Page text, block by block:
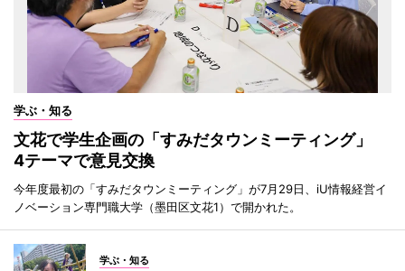
学ぶ・知る
文花で学生企画の「すみだタウンミーティング」
4テーマで意見交換
今年度最初の「すみだタウンミーティング」が7月29日、iU情報経営イ
ノベーション専門職大学（墨田区文花1）で開かれた。
学ぶ・知る